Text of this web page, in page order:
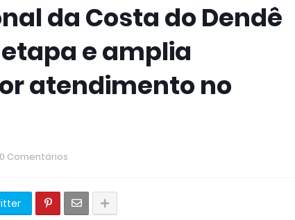
da Costa do Dendê
e amplia
atendimento no
0 Comentários